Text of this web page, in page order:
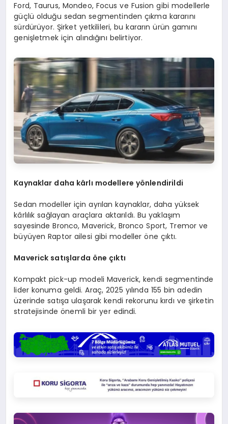
Ford, Taurus, Mondeo, Focus ve Fusion gibi modellerle
güçlü olduğu sedan segmentinden çıkma kararını
sürdürüyor. Şirket yetkilileri, bu kararın ürün gamını
genişletmek için alındığını belirtiyor.
Kaynaklar daha kârlı modellere yönlendirildi
Sedan modeller için ayrılan kaynaklar, daha yüksek
kârlılık sağlayan araçlara aktarıldı. Bu yaklaşım
sayesinde Bronco, Maverick, Bronco Sport, Tremor ve
büyüyen Raptor ailesi gibi modeller öne çıktı.
Maverick satışlarda öne çıktı
Kompakt pick-up modeli Maverick, kendi segmentinde
lider konuma geldi. Araç, 2025 yılında 155 bin adedin
üzerinde satışa ulaşarak kendi rekorunu kırdı ve şirketin
stratejisinde önemli bir yer edindi.